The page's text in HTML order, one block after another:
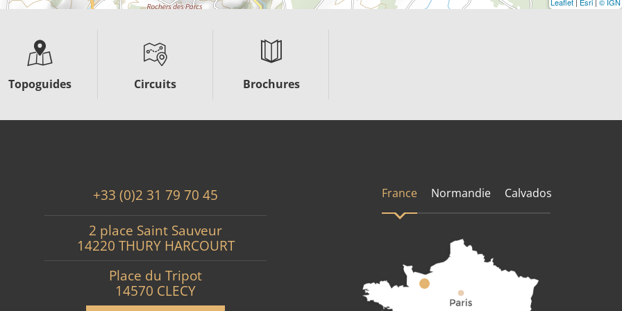
Topoguides Circuits Brochures
+33 (0)2 31 79 70 45
2 place Saint Sauveur
14220 THURY HARCOURT
Place du Tripot
14570 CLECY
France Normandie Calvados